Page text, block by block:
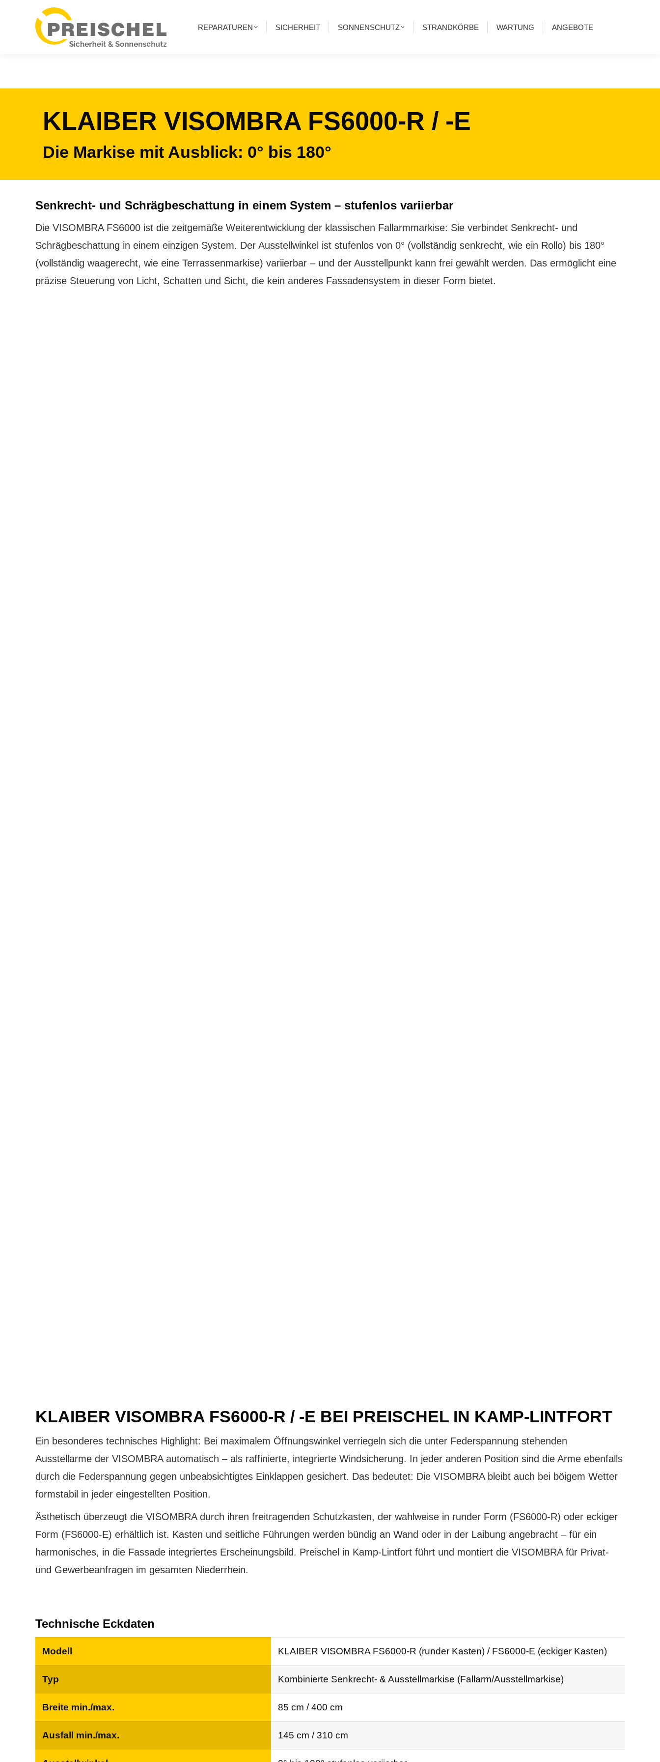
REPARATUREN SICHERHEIT SONNENSCHUTZ STRANDKÖRBE WARTUNG ANGEBOTE
KLAIBER VISOMBRA FS6000-R / -E
Die Markise mit Ausblick: 0° bis 180°
Senkrecht- und Schrägbeschattung in einem System – stufenlos variierbar
Die VISOMBRA FS6000 ist die zeitgemäße Weiterentwicklung der klassischen Fallarmmarkise: Sie verbindet Senkrecht- und
Schrägbeschattung in einem einzigen System. Der Ausstellwinkel ist stufenlos von 0° (vollständig senkrecht, wie ein Rollo) bis 180°
(vollständig waagerecht, wie eine Terrassenmarkise) variierbar – und der Ausstellpunkt kann frei gewählt werden. Das ermöglicht eine
präzise Steuerung von Licht, Schatten und Sicht, die kein anderes Fassadensystem in dieser Form bietet.
KLAIBER VISOMBRA FS6000-R / -E BEI PREISCHEL IN KAMP-LINTFORT
Ein besonderes technisches Highlight: Bei maximalem Öffnungswinkel verriegeln sich die unter Federspannung stehenden
Ausstellarme der VISOMBRA automatisch – als raffinierte, integrierte Windsicherung. In jeder anderen Position sind die Arme ebenfalls
durch die Federspannung gegen unbeabsichtigtes Einklappen gesichert. Das bedeutet: Die VISOMBRA bleibt auch bei böigem Wetter
formstabil in jeder eingestellten Position.
Ästhetisch überzeugt die VISOMBRA durch ihren freitragenden Schutzkasten, der wahlweise in runder Form (FS6000-R) oder eckiger
Form (FS6000-E) erhältlich ist. Kasten und seitliche Führungen werden bündig an Wand oder in der Laibung angebracht – für ein
harmonisches, in die Fassade integriertes Erscheinungsbild. Preischel in Kamp-Lintfort führt und montiert die VISOMBRA für Privat-
und Gewerbeanfragen im gesamten Niederrhein.
Technische Eckdaten
Technische Eckdaten KLAIBER VISOMBRA FS6000-R / -E
Modell KLAIBER VISOMBRA FS6000-R (runder Kasten) / FS6000-E (eckiger Kasten)
Typ Kombinierte Senkrecht- & Ausstellmarkise (Fallarm/Ausstellmarkise)
Breite min./max. 85 cm / 400 cm
Ausfall min./max. 145 cm / 310 cm